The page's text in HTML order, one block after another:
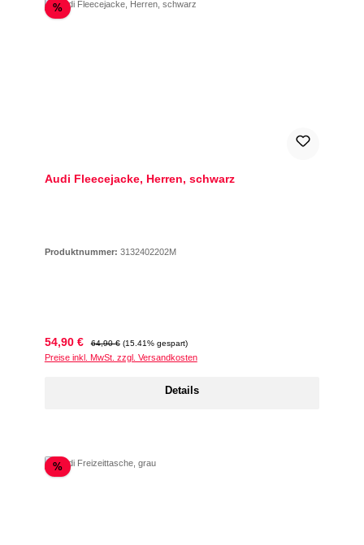
%Rabatt
Audi Fleecejacke, Herren, schwarz
Produktnummer: 3132402202M
Verkaufspreis:
54,90 € Regulärer Preis:
64,90 € (15.41% gespart)
Preise inkl. MwSt. zzgl. Versandkosten
Details
%Rabatt